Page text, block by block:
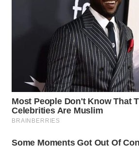
SIMALUNGUN
LABUHANBATU
WN
TAPANULI
TENGAH
WN DELI